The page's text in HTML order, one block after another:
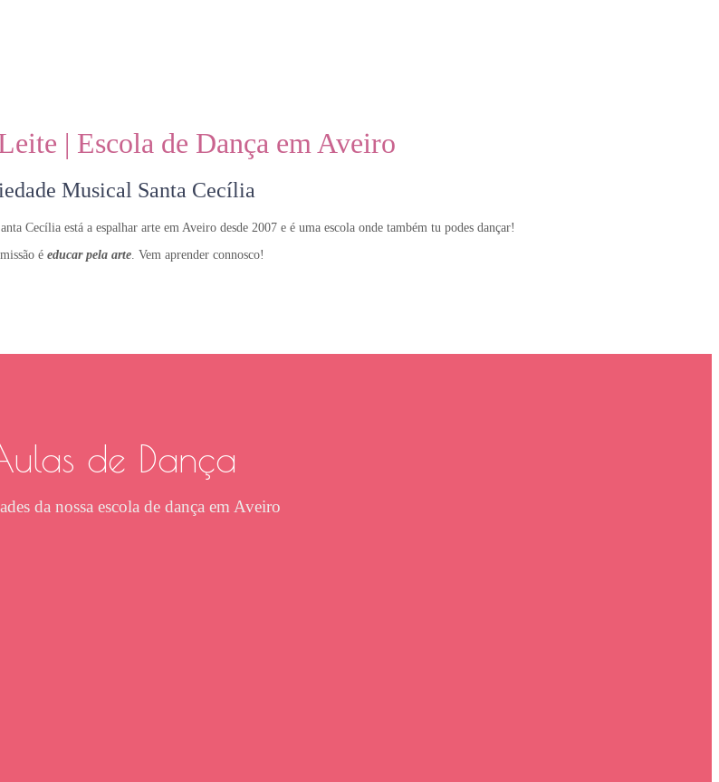
| Escola de Dança em Aveiro
Musical Santa Cecília
Cecília está a espalhar arte em Aveiro desde 2007 e é uma escola onde também tu podes dançar!
é educar pela arte. Vem aprender connosco!
de Dança
da nossa escola de dança em Aveiro